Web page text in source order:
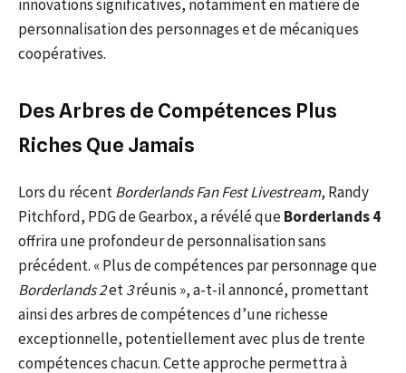
innovations significatives, notamment en matière de
personnalisation des personnages et de mécaniques
coopératives.
Des Arbres de Compétences Plus
Riches Que Jamais
Lors du récentBorderlands Fan Fest Livestream, Randy
Pitchford, PDG de Gearbox, a révélé queBorderlands 4
offrira une profondeur de personnalisation sans
précédent. « Plus de compétences par personnage que
Borderlands 2et3réunis », a-t-il annoncé, promettant
ainsi des arbres de compétences d’une richesse
exceptionnelle, potentiellement avec plus de trente
compétences chacun. Cette approche permettra à